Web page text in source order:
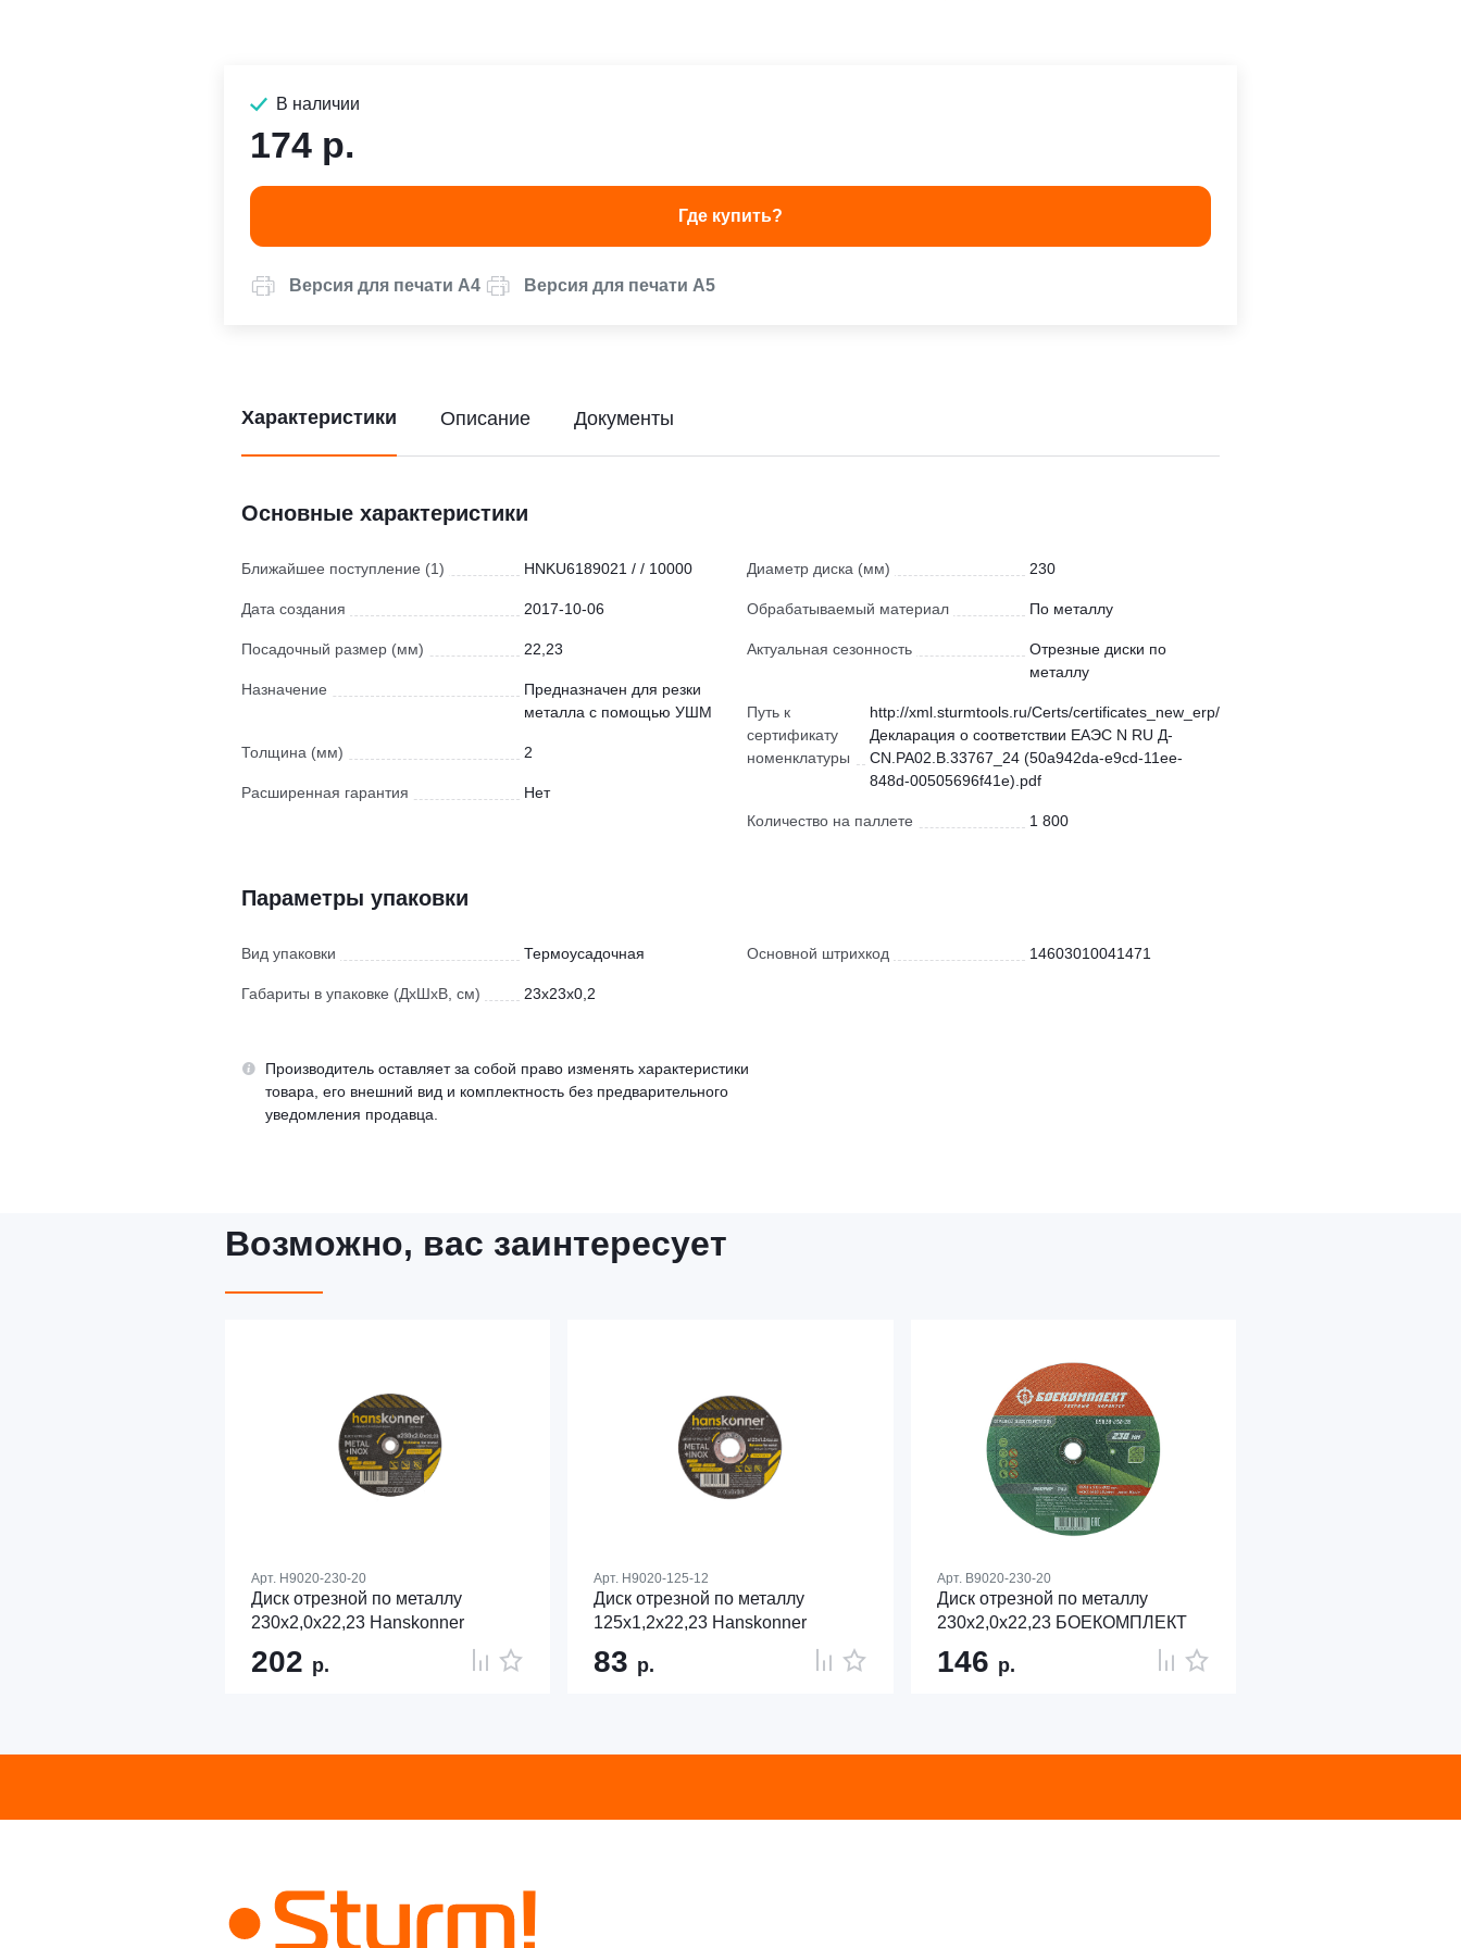
В наличии
174 р.
Где купить?
Версия для печати А4 Версия для печати А5
Характеристики
Основные характеристики
Ближайшее поступление (1) HNKU6189021 / / 10000
Дата создания 2017-10-06
Посадочный размер (мм) 22,23
Назначение
Предназначен для резки
металла с помощью УШМ
Толщина (мм) 2
Расширенная гарантия Нет
Диаметр диска (мм) 230
Обрабатываемый материал По металлу
Актуальная сезонность
Отрезные диски по
металлу
Путь к
сертификату
номенклатуры
http://xml.sturmtools.ru/Certs/certificates_new_erp/
Декларация о соответствии ЕАЭС N RU Д-
CN.РА02.В.33767_24 (50a942da-e9cd-11ee-
848d-00505696f41e).pdf
Количество на паллете 1 800
Параметры упаковки
Вид упаковки Термоусадочная
Габариты в упаковке (ДхШхВ, см) 23x23x0,2
Основной штрихкод 14603010041471
Производитель оставляет за собой право изменять характеристики
товара, его внешний вид и комплектность без предварительного
уведомления продавца.
Описание Документы
Возможно, вас заинтересует
Арт. H9020-230-20
Диск отрезной по металлу
230х2,0х22,23 Hanskonner
202 р.
Арт. H9020-125-12
Диск отрезной по металлу
125х1,2х22,23 Hanskonner
83 р.
Арт. B9020-230-20
Диск отрезной по металлу
230х2,0х22,23 БОЕКОМПЛЕКТ
146 р.